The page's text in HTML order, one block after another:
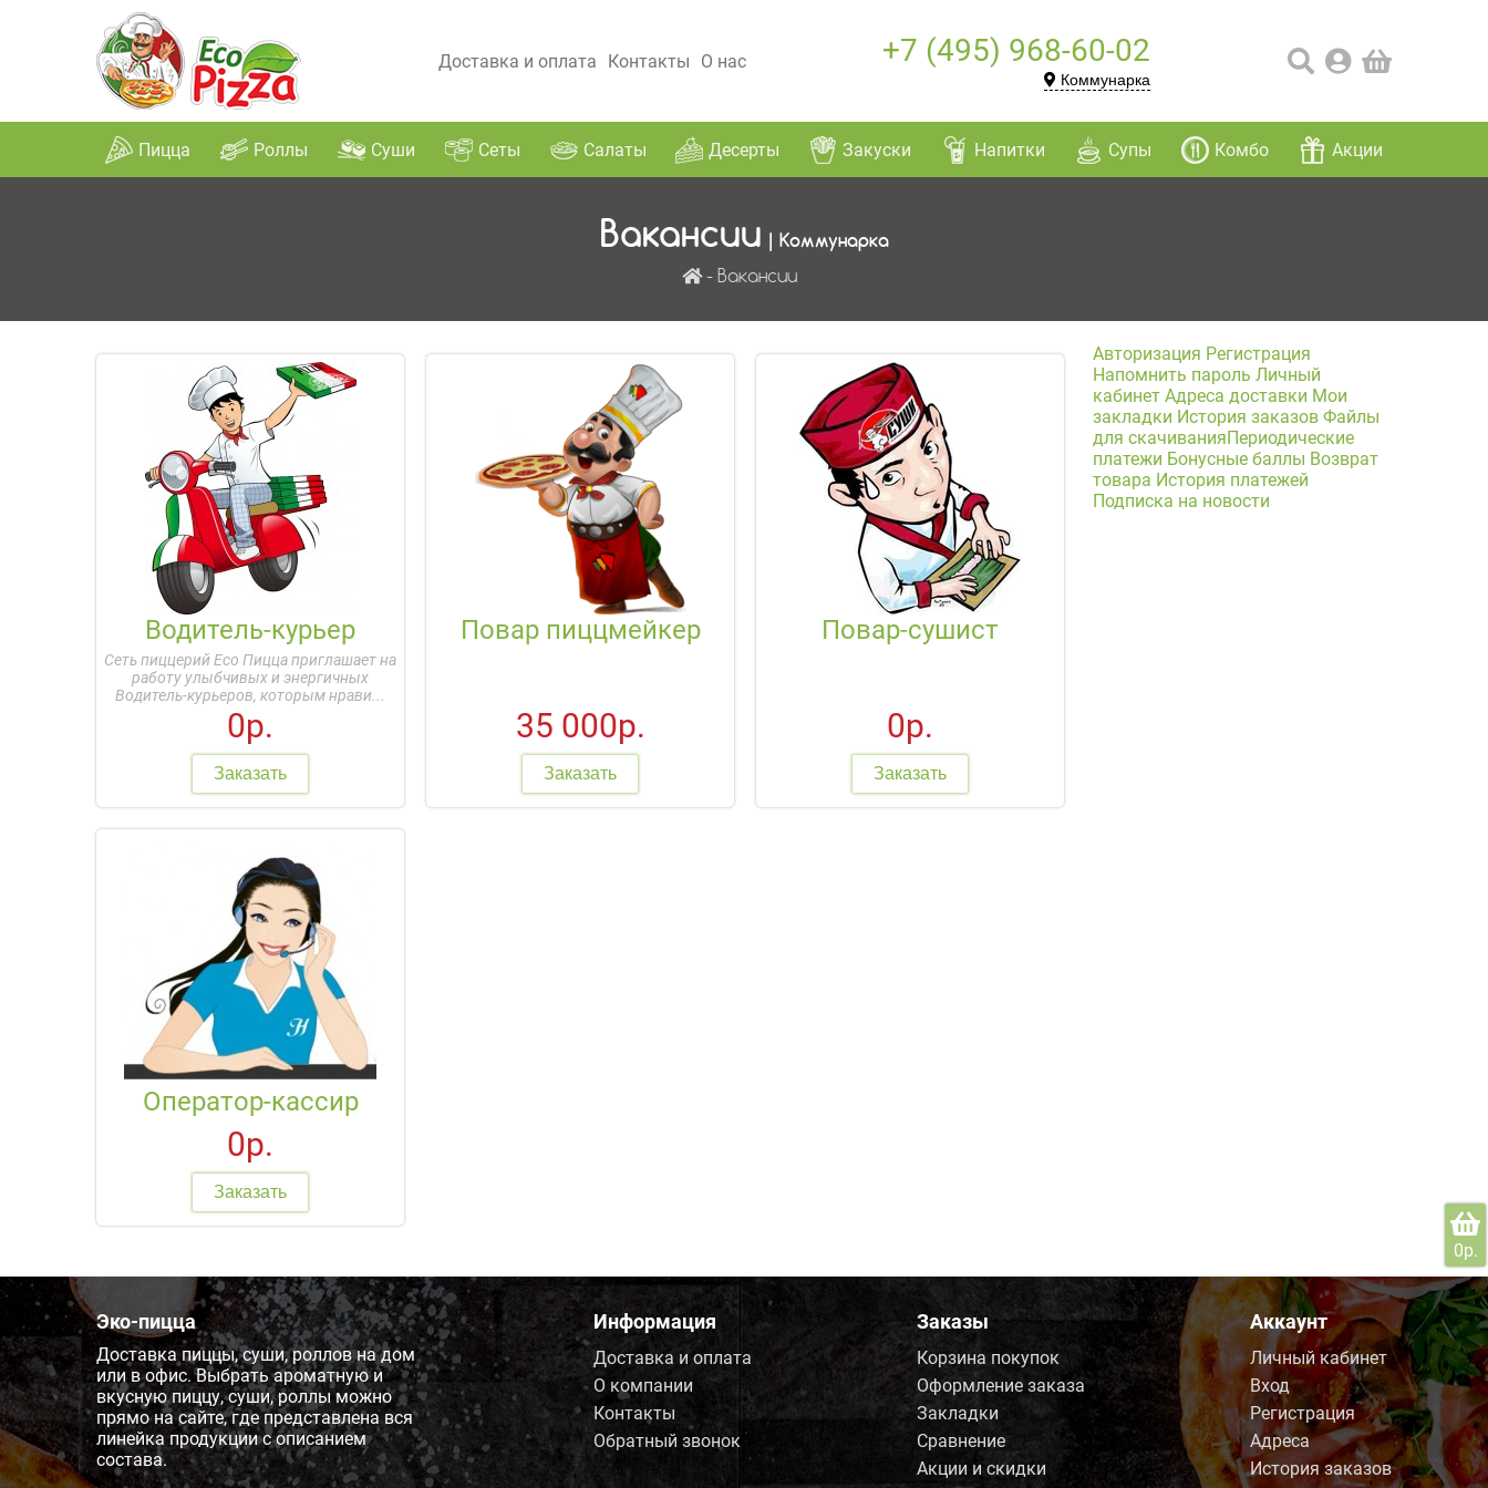
Доставка и оплата Контакты О нас +7 (495) 968-60-02
Коммунарка
Пицца Роллы Суши Сеты Салаты Десерты Закуски Напитки Супы Комбо Акции
0р.
Вакансии | Коммунарка
Вакансии
Водитель-курьер
Сеть пиццерий Eco Пицца приглашает на
работу улыбчивых и энергичных
Водитель-курьеров, которым нрави...
0р.
Заказать
Повар пиццмейкер
35 000р.
Заказать
Повар-сушист
0р.
Заказать
Оператор-кассир
0р.
Заказать
Авторизация Регистрация
Напомнить пароль Личный
кабинет Адреса доставки Мои
закладки История заказов Файлы
для скачиванияПериодические
платежи Бонусные баллы Возврат
товара История платежей
Подписка на новости
Эко-пицца
Доставка пиццы, суши, роллов на дом
или в офис. Выбрать ароматную и
вкусную пиццу, суши, роллы можно
прямо на сайте, где представлена вся
линейка продукции с описанием
состава.
Информация
Доставка и оплата
О компании
Контакты
Обратный звонок
Заказы
Корзина покупок
Оформление заказа
Закладки
Сравнение
Акции и скидки
Аккаунт
Личный кабинет
Вход
Регистрация
Адреса
История заказов